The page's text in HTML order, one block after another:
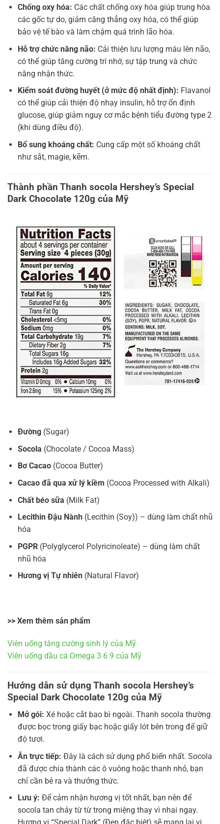
Chống oxy hóa: Các chất chống oxy hóa giúp trung hòa
các gốc tự do, giảm căng thẳng oxy hóa, có thể giúp
bảo vệ tế bào và làm chậm quá trình lão hóa.
Hỗ trợ chức năng não: Cải thiện lưu lượng máu lên não,
có thể giúp tăng cường trí nhớ, sự tập trung và chức
năng nhận thức.
Kiểm soát đường huyết (ở mức độ nhất định): Flavanol
có thể giúp cải thiện độ nhạy insulin, hỗ trợ ổn định
glucose, giúp giảm nguy cơ mắc bệnh tiểu đường type 2
(khi dùng điều độ).
Bổ sung khoáng chất: Cung cấp một số khoáng chất
như sắt, magie, kẽm.
Thành phần Thanh socola Hershey’s Special
Dark Chocolate 120g của Mỹ
Đường(Sugar)
Socola (Chocolate / Cocoa Mass)
Bơ Cacao(Cocoa Butter)
Cacao đã qua xử lý kiềm (Cocoa Processed with Alkali)
Chất béo sữa (Milk Fat)
Lecithin Đậu Nành(Lecithin (Soy)) – dùng làm chất nhũ
hóa
PGPR(Polyglycerol Polyricinoleate) – dùng làm chất
nhũ hóa
Hương vị Tự nhiên(Natural Flavor)
>> Xem thêm sản phẩm
Viên uống tăng cường sinh lý của Mỹ
Viên uống dầu cá Omega 3 6 9 của Mỹ
Hướng dẫn sử dụng Thanh socola Hershey’s
Special Dark Chocolate 120g của Mỹ
Mở gói: Xé hoặc cắt bao bì ngoài. Thanh socola thường
được bọc trong giấy bạc hoặc giấy lót bên trong để giữ
độ tươi.
Ăn trực tiếp: Đây là cách sử dụng phổ biến nhất. Socola
đã được chia thành các ô vuông hoặc thanh nhỏ, bạn
chỉ cần bẻ ra và thưởng thức.
Lưu ý: Để cảm nhận hương vị tốt nhất, bạn nên để
socola tan chảy từ từ trong miệng thay vì nhai ngay.